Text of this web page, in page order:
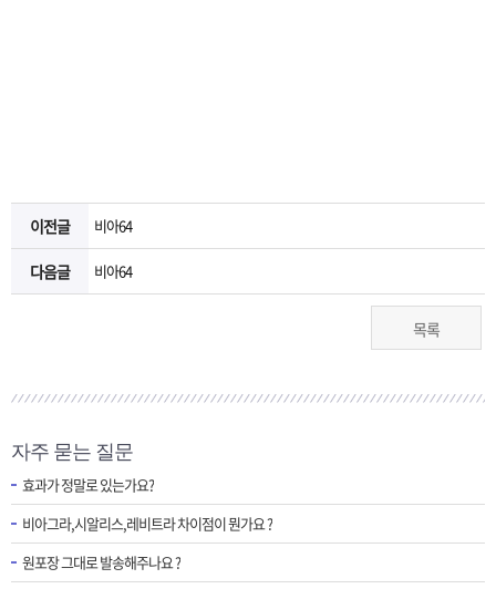
이전글 비아64
다음글 비아64
목록
자주 묻는 질문
효과가 정말로 있는가요?
비아그라,시알리스,레비트라 차이점이 뭔가요 ?
원포장 그대로 발송해주나요 ?